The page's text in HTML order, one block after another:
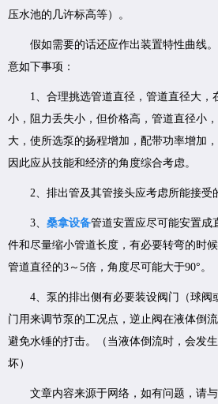
压水池的几许标高等）。
假如需要的话还应作出装置特性曲线
意如下事项：
1、合理挑选管道直径，管道直径大，
小，阻力丢失小，但价格高，管道直径小
大，使所选泵的扬程增加，配带功率增加
因此应从技能和经济的角度综合考虑。
2、排出管及其管接头应考虑所能接受
3、 桑拿设备管道安置应尽可能安置成
件和尽量缩小管道长度，有必要转弯的时
管道直径的3～5倍，角度尽可能大于90°。
4、泵的排出侧有必要装设阀门（球阀
门用来调节泵的工况点，逆止阀在液体倒
避免水锤的打击。（当液体倒流时，会发
坏）
文章内容来源于网络，如有问题，请与